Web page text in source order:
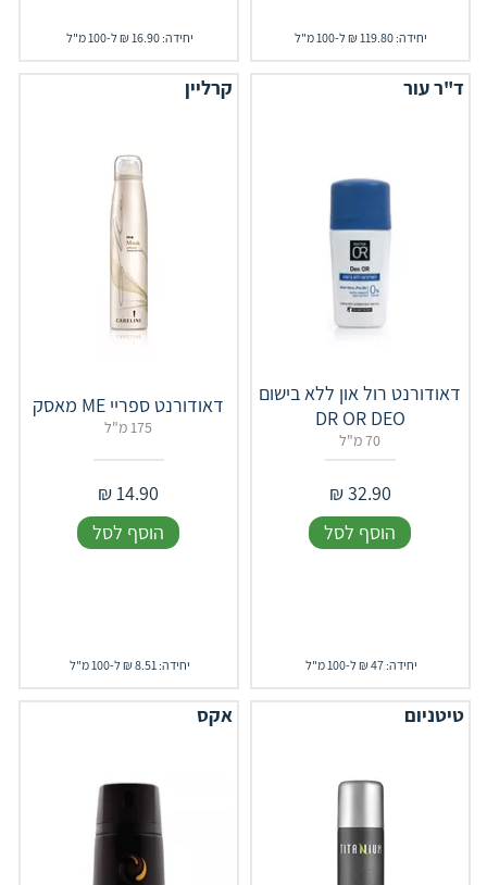
יחידה: 119.80 ₪ ל-100 מ"ל יחידה: 16.90 ₪ ל-100 מ"ל
ד"ר עור
דאודורנט רול און ללא בישום
DR OR DEO
70 מ"ל
32.90
₪
הוסף לסל
יחידה: 47 ₪ ל-100 מ"ל
קרליין
דאודורנט ספריי ME מאסק
175 מ"ל
14.90
₪
הוסף לסל
יחידה: 8.51 ₪ ל-100 מ"ל
טיטניום אקס